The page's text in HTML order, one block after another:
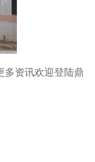
多资讯欢迎登陆鼎